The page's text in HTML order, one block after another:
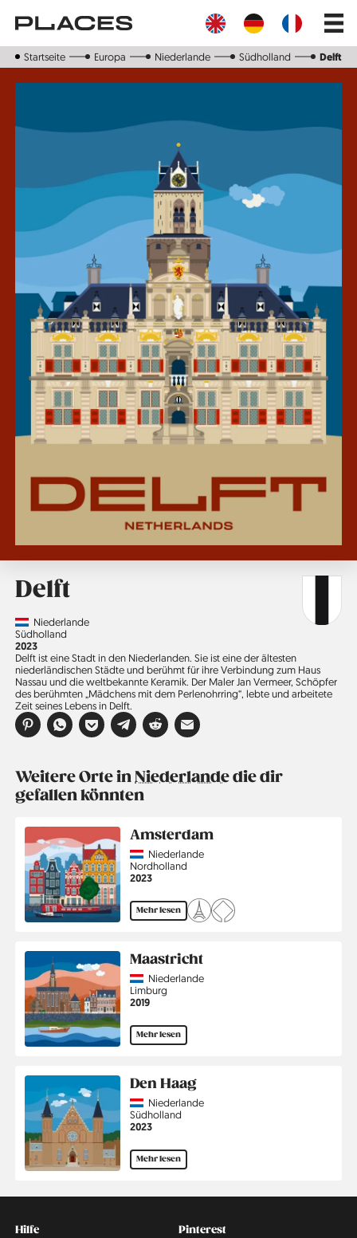
zum
Inhalt
Main
Startseite Europa Niederlande Südholland Delft
Delft
CountryNiederlande
Region
Südholland
Jahr
2023
Delft ist eine Stadt in den Niederlanden. Sie ist eine der ältesten
niederländischen Städte und berühmt für ihre Verbindung zum Haus
Nassau und die weltbekannte Keramik. Der Maler Jan Vermeer, Schöpfer
des berühmten „Mädchens mit dem Perlenohrring“, lebte und arbeitete
Zeit seines Lebens in Delft.
Weitere Orte inNiederlandedie dir
gefallen könnten
Amsterdam
CountryNiederlande
Region
Nordholland
Jahr
2023
Mehr lesen
Maastricht
CountryNiederlande
Region
Limburg
Jahr
2019
Mehr lesen
Den Haag
CountryNiederlande
Region
Südholland
Jahr
2023
Mehr lesen
Kontakt
Hilfe
Social
Pinterest